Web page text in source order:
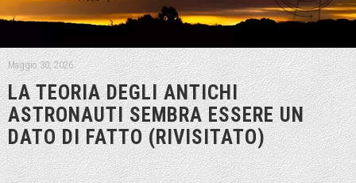
Maggio 30, 2026
LA TEORIA DEGLI ANTICHI
ASTRONAUTI SEMBRA ESSERE UN
DATO DI FATTO (RIVISITATO)